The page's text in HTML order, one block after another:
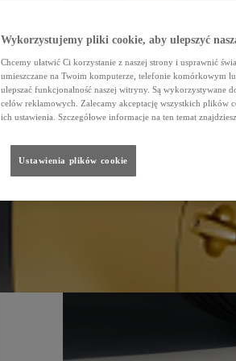
Wykorzystujemy pliki cookie, aby ulepszyć
Chcemy ułatwić Ci korzystanie z naszej strony i usprawnić
umieszczane na Twoim komputerze, telefonie komórkowym
ulepszać funkcjonalność naszej witryny. Są wykorzystywane
celów reklamowych. Zalecamy akceptację wszystkich plików
ich ustawienia. Szczegółowe informacje na ten temat
Ustawienia plików cookie